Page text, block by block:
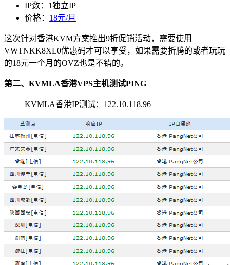
IP数：1独立IP
价格： 18元/月
这次针对香港KVM方案推出9折促销活动，需要使用
VWTNKK8XL0优惠码才可以享受，如果需要折腾的或者玩玩
的18元一个月的OVZ也是不错的。
第二、KVMLA香港VPS主机测试PING
KVMLA香港IP测试：122.10.118.96